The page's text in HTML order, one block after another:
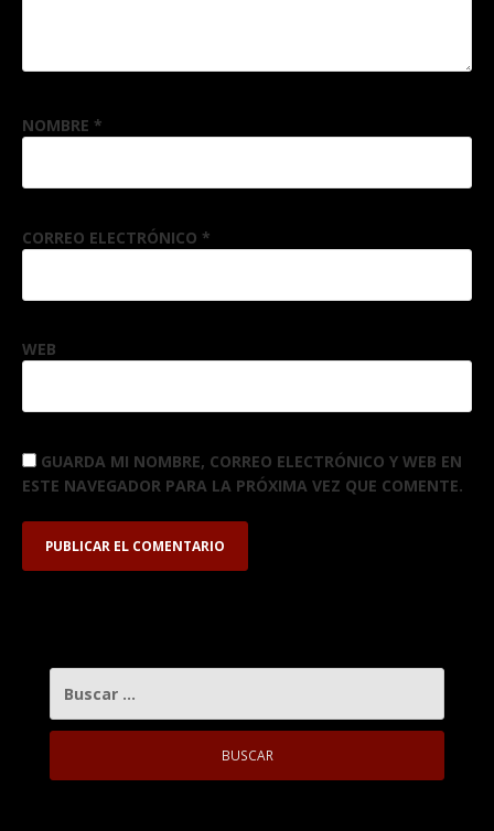
NOMBRE *
CORREO ELECTRÓNICO *
WEB
GUARDA MI NOMBRE, CORREO ELECTRÓNICO Y WEB EN
ESTE NAVEGADOR PARA LA PRÓXIMA VEZ QUE COMENTE.